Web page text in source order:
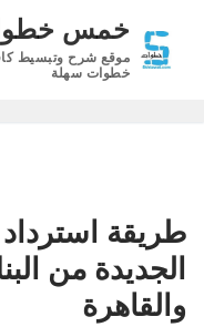
المحتوى
خمس
موقع شرح وتبسيط
خطوات سهلة
طريقة
الجديدة من
والقاهرة